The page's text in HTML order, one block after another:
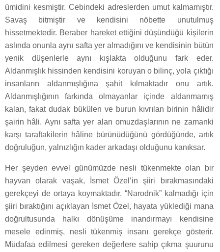
ümidini kesmiştir. Cebindeki adreslerden umut kalmamıştır.
Savaş bitmiştir ve kendisini nöbette unutulmuş
hissetmektedir. Beraber hareket ettiğini düşündüğü kişilerin
aslında onunla aynı safta yer almadığını ve kendisinin bütün
yenik düşenlerle aynı kışlakta olduğunu fark eder.
Aldanmışlık hissinden kendisini koruyan o bilinç, yola çıktığı
insanların aldanmışlığına şahit kılmaktadır onu artık.
Aldanmışlığının farkında olmayanlar içinde aldanmamış
kalan, fakat dudak bükülen ve burun kıvrılan birinin hâlidir
şairin hâli. Aynı safta yer alan omuzdaşlarının ne zamanki
karşı taraftakilerin hâline bürünüdüğünü gördüğünde, artık
doğruluğun, yalnızlığın kader arkadaşı olduğunu kanıksar.
Her şeyden evvel günümüzde nesli tükenmekte olan bir
hayvan olarak vaşak, İsmet Özel’in şiiri bırakmasındaki
gerekçeyi de ortaya koymaktadır. “Narodnik” kalmadığı için
şiiri bıraktığını açıklayan İsmet Özel, hayata yüklediği mana
doğrultusunda halkı dönüşüme inandırmayı kendisine
mesele edinmiş, nesli tükenmiş insanı gerekçe gösterir.
Müdafaa edilmesi gereken değerlere sahip çıkma şuurunu